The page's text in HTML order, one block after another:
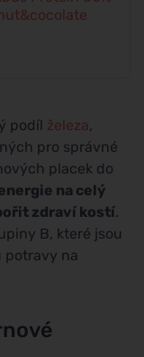
podíl železa,
pro správné
placek do
na celý
zdraví kostí.
B, které jsou
potravy na